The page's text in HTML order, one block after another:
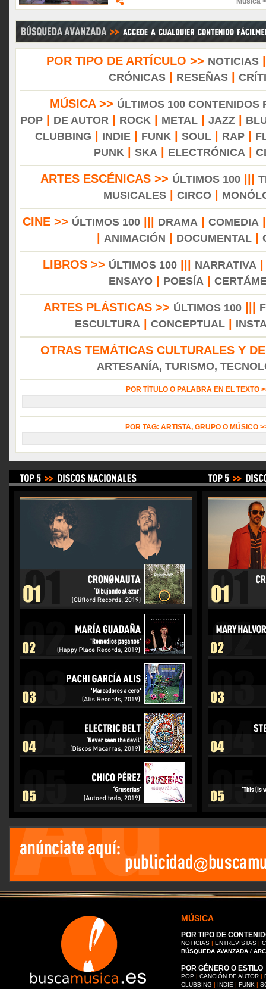
POR TIPO DE ARTÍCULO >> NOTICIAS
CRÓNICAS| RESEÑAS|
MÚSICA >> ÚLTIMOS 100 CONTENIDOS
POP| DE AUTOR ROCK METAL| JAZZ|
CLUBBING
INDIE| FUNK SOUL| RAP|
PUNK
SKA ELECTRÓNICA
ARTES ESCÉNICAS >> ÚLTIMOS 100
MUSICALES
CIRCO
CINE >> ÚLTIMOS 100||| DRAMA COMEDIA
ANIMACIÓN DOCUMENTAL|
LIBROS >> ÚLTIMOS 100 NARRATIVA
ENSAYO| POESÍA
ARTES PLÁSTICAS >> ÚLTIMOS 100|||
ESCULTURA
CONCEPTUAL
OTRAS TEMÁTICAS CULTURALES Y
ARTESANÍA, TURISMO,
POR TÍTULO O PALABRA EN EL TEXTO
POR TAG: ARTISTA, GRUPO O MÚSICO
MÚSICA
POR TIPO DE
NOTICIAS | ENTREVISTAS |
BÚSQUEDA AVANZADA /
POR GÉNERO O ESTILO
POP | CANCIÓN DE AUTOR |
CLUBBING | INDIE | FUNK |